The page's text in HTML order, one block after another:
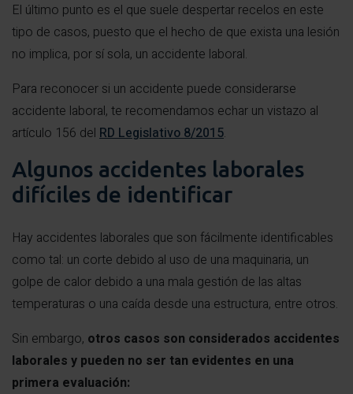
El último punto es el que suele despertar recelos en este
tipo de casos, puesto que el hecho de que exista una lesión
no implica, por sí sola, un accidente laboral.
Para reconocer si un accidente puede considerarse
accidente laboral, te recomendamos echar un vistazo al
artículo 156 del RD Legislativo 8/2015.
Algunos accidentes laborales
difíciles de identificar
Hay accidentes laborales que son fácilmente identificables
como tal: un corte debido al uso de una maquinaria, un
golpe de calor debido a una mala gestión de las altas
temperaturas o una caída desde una estructura, entre otros.
Sin embargo, otros casos son considerados accidentes
laborales y pueden no ser tan evidentes en una
primera evaluación: